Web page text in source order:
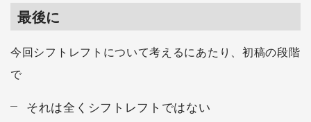
最後に
今回シフトレフトについて考えるにあたり、初稿の段階
で
それは全くシフトレフトではない